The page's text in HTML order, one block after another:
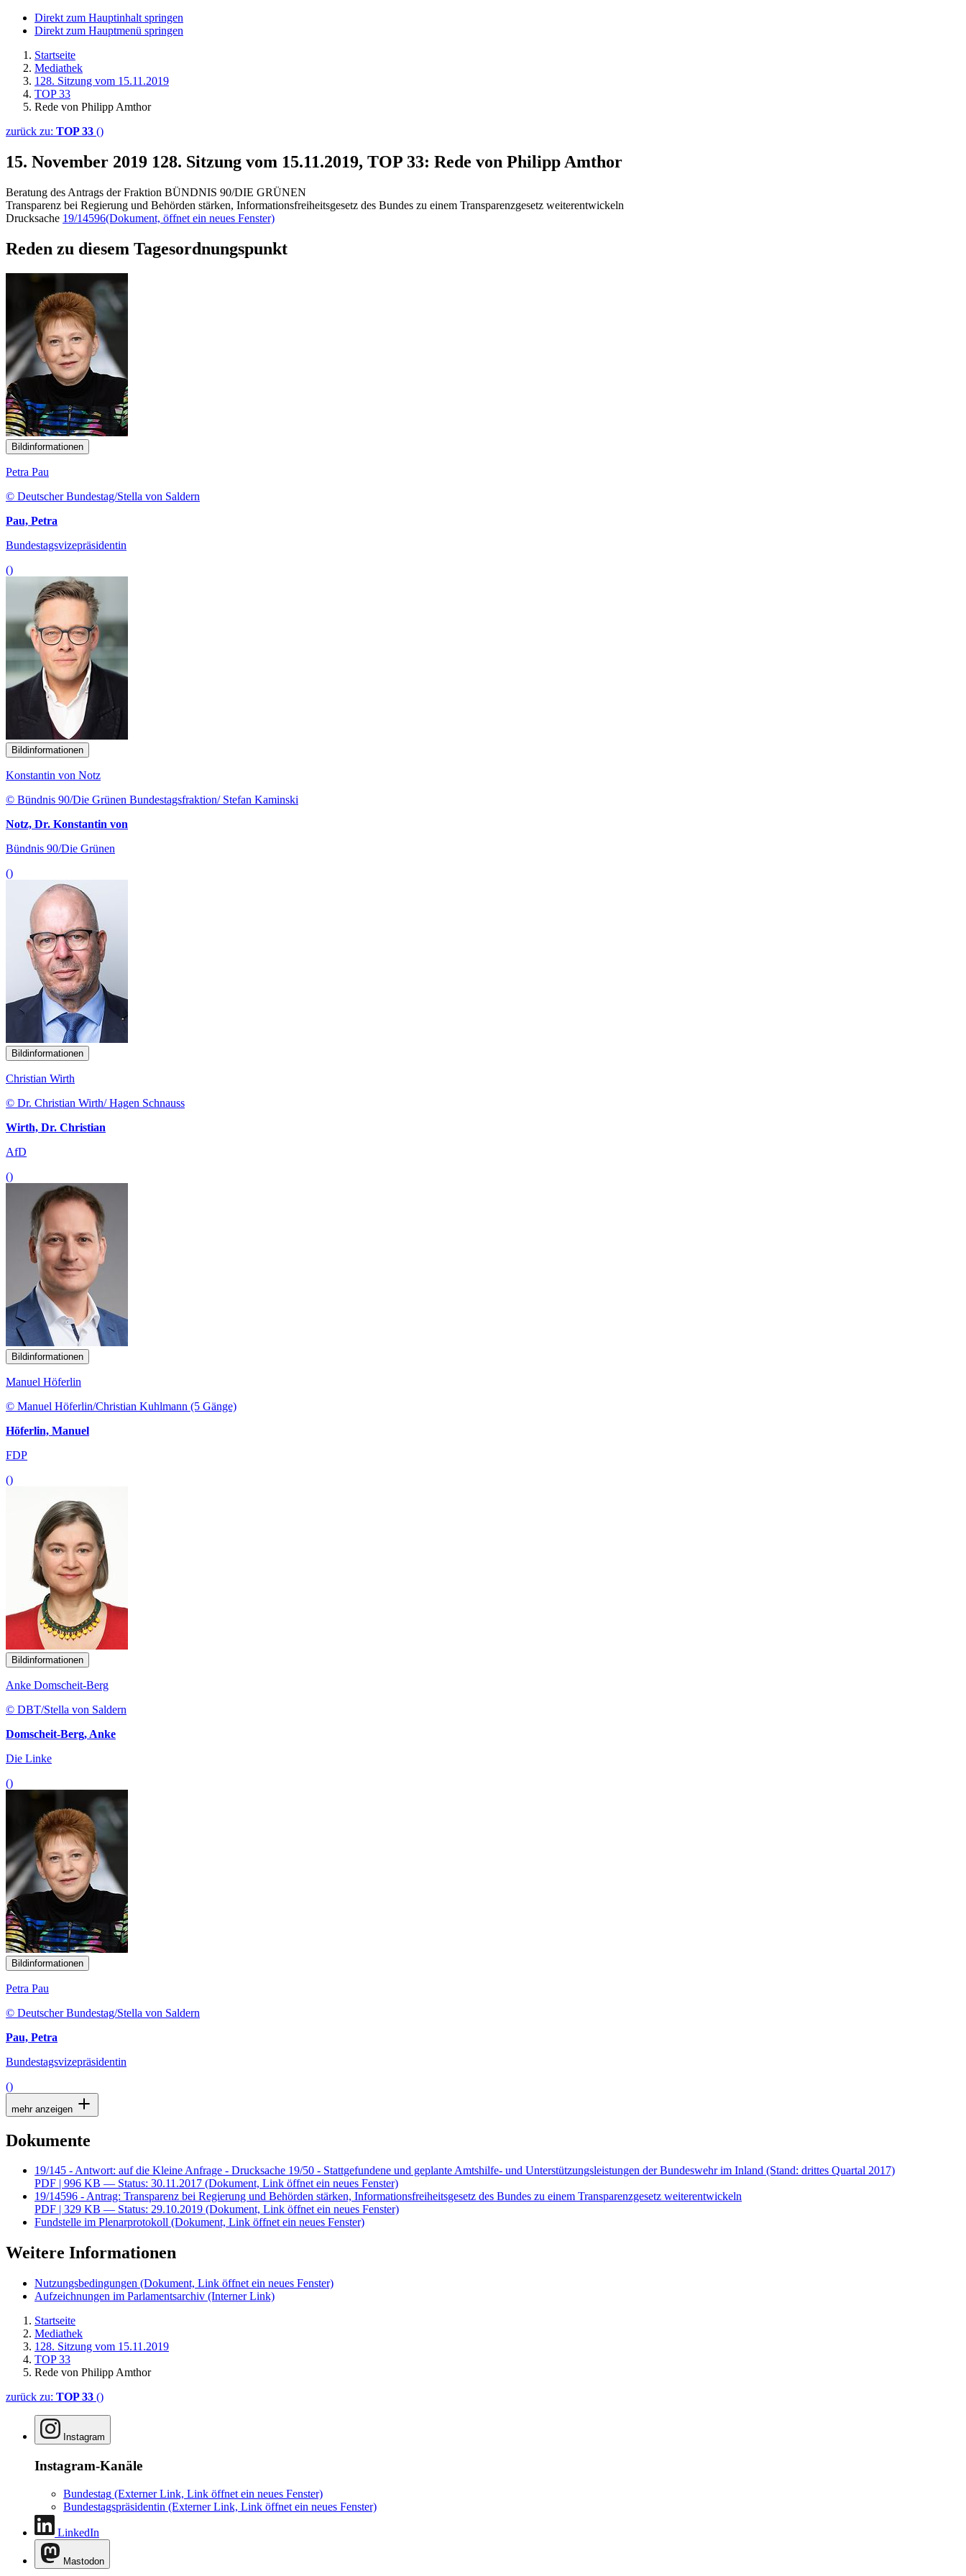
Direkt zum Hauptinhalt springen
Direkt zum Hauptmenü springen
Startseite
Mediathek
128. Sitzung vom 15.11.2019
TOP 33
Rede von Philipp Amthor
zurück zu: TOP 33 ()
15. November 2019 128. Sitzung vom 15.11.2019, TOP 33: Rede von Philipp Amthor
Beratung des Antrags der Fraktion BÜNDNIS 90/DIE GRÜNEN
Transparenz bei Regierung und Behörden stärken, Informationsfreiheitsgesetz des Bundes zu einem Transparenzgesetz weiterentwickeln
Drucksache 19/14596(Dokument, öffnet ein neues Fenster)
Reden zu diesem Tagesordnungspunkt
Bildinformationen
Petra Pau
© Deutscher Bundestag/Stella von Saldern
Pau, Petra
Bundestagsvizepräsidentin
()
Bildinformationen
Konstantin von Notz
© Bündnis 90/Die Grünen Bundestagsfraktion/ Stefan Kaminski
Notz, Dr. Konstantin von
Bündnis 90/Die Grünen
()
Bildinformationen
Christian Wirth
© Dr. Christian Wirth/ Hagen Schnauss
Wirth, Dr. Christian
AfD
()
Bildinformationen
Manuel Höferlin
© Manuel Höferlin/Christian Kuhlmann (5 Gänge)
Höferlin, Manuel
FDP
()
Bildinformationen
Anke Domscheit-Berg
© DBT/Stella von Saldern
Domscheit-Berg, Anke
Die Linke
()
Bildinformationen
Petra Pau
© Deutscher Bundestag/Stella von Saldern
Pau, Petra
Bundestagsvizepräsidentin
()
mehr anzeigen
Dokumente
19/145 - Antwort: auf die Kleine Anfrage - Drucksache 19/50 - Stattgefundene und geplante Amtshilfe- und Unterstützungsleistungen der Bundeswehr im Inland (Stand: drittes Quartal 2017)
PDF | 996 KB — Status: 30.11.2017 (Dokument, Link öffnet ein neues Fenster)
19/14596 - Antrag: Transparenz bei Regierung und Behörden stärken, Informationsfreiheitsgesetz des Bundes zu einem Transparenzgesetz weiterentwickeln
PDF | 329 KB — Status: 29.10.2019 (Dokument, Link öffnet ein neues Fenster)
Fundstelle im Plenarprotokoll (Dokument, Link öffnet ein neues Fenster)
Weitere Informationen
Nutzungsbedingungen (Dokument, Link öffnet ein neues Fenster)
Aufzeichnungen im Parlamentsarchiv (Interner Link)
Startseite
Mediathek
128. Sitzung vom 15.11.2019
TOP 33
Rede von Philipp Amthor
zurück zu: TOP 33 ()
Instagram
Instagram-Kanäle
Bundestag (Externer Link, Link öffnet ein neues Fenster)
Bundestagspräsidentin (Externer Link, Link öffnet ein neues Fenster)
LinkedIn
Mastodon